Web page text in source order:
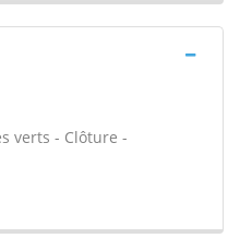
verts - Clôture -